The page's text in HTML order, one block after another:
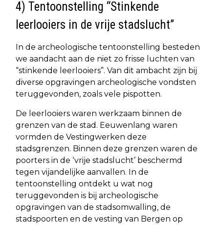
4) Tentoonstelling “Stinkende
leerlooiers in de vrije stadslucht”
In de archeologische tentoonstelling besteden
we aandacht aan de niet zo frisse luchten van
“stinkende leerlooiers”. Van dit ambacht zijn bij
diverse opgravingen archeologische vondsten
teruggevonden, zoals vele pispotten.
De leerlooiers waren werkzaam binnen de
grenzen van de stad. Eeuwenlang waren
vormden de Vestingwerken deze
stadsgrenzen. Binnen deze grenzen waren de
poorters in de ‘vrije stadslucht’ beschermd
tegen vijandelijke aanvallen. In de
tentoonstelling ontdekt u wat nog
teruggevonden is bij archeologische
opgravingen van de stadsomwalling, de
stadspoorten en de vesting van Bergen op